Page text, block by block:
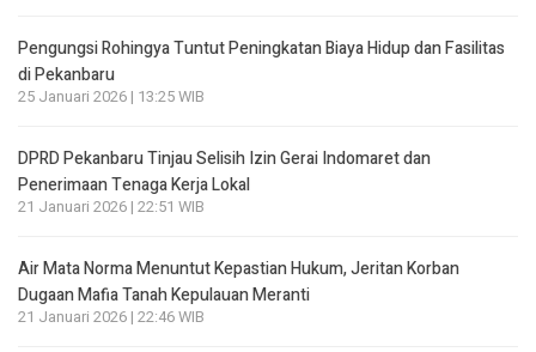
Pengungsi Rohingya Tuntut Peningkatan Biaya Hidup dan Fasilitas
di Pekanbaru
25 Januari 2026 | 13:25 WIB
DPRD Pekanbaru Tinjau Selisih Izin Gerai Indomaret dan
Penerimaan Tenaga Kerja Lokal
21 Januari 2026 | 22:51 WIB
Air Mata Norma Menuntut Kepastian Hukum, Jeritan Korban
Dugaan Mafia Tanah Kepulauan Meranti
21 Januari 2026 | 22:46 WIB